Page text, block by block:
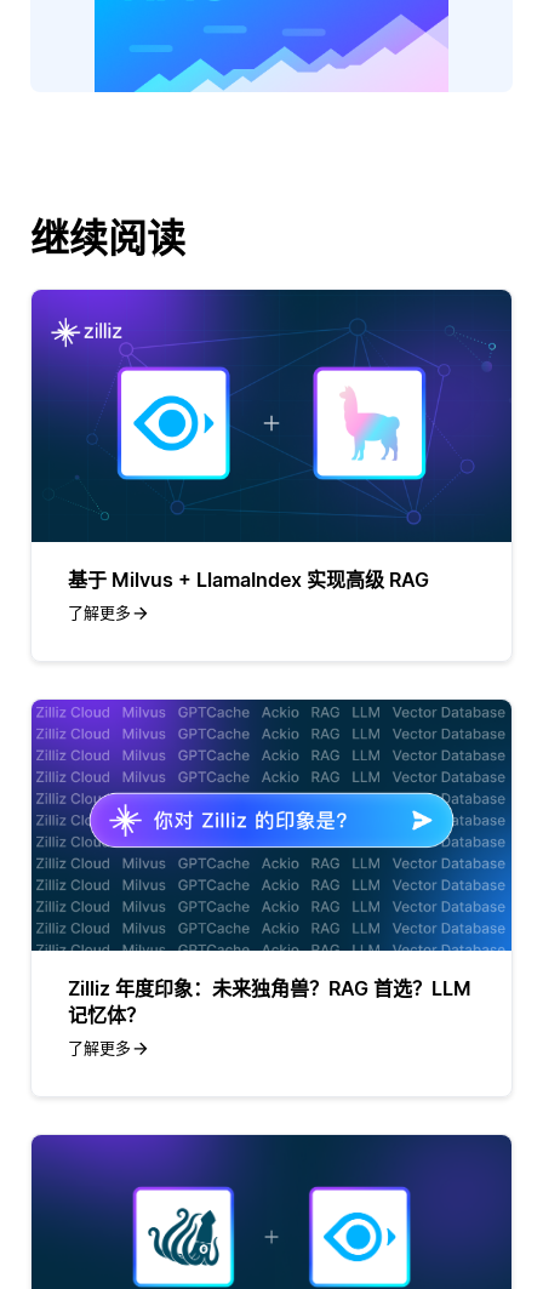
继续阅读
基于 Milvus + LlamaIndex 实现高级 RAG
了解更多
Zilliz 年度印象：未来独角兽？RAG 首选？LLM
记忆体？
了解更多